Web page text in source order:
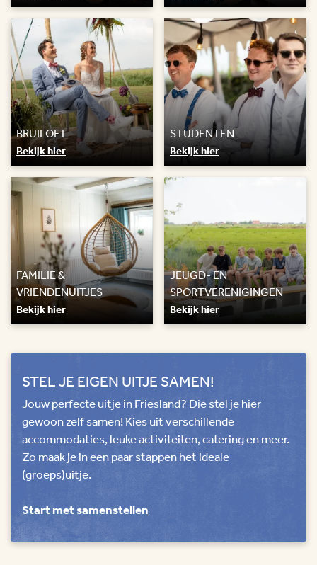
BRUILOFT
Bekijk hier
STUDENTEN
Bekijk hier
FAMILIE &
VRIENDENUITJES
Bekijk hier
JEUGD- EN
SPORTVERENIGINGEN
Bekijk hier
STEL JE EIGEN UITJE SAMEN!
Jouw perfecte uitje in Friesland? Die stel je hier
gewoon zelf samen! Kies uit verschillende
accommodaties, leuke activiteiten, catering en meer.
Zo maak je in een paar stappen het ideale
(groeps)uitje.
Start met samenstellen